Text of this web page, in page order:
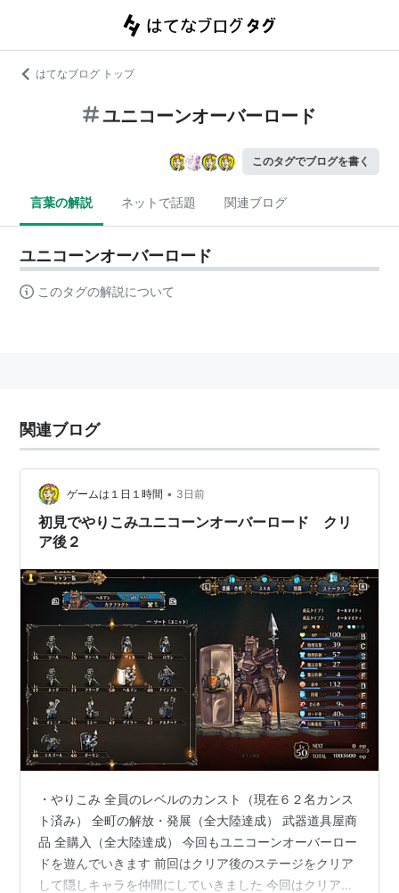
はてなブログ トップ
ユニコーンオーバーロード
このタグでブログを書く
言葉の解説 ネットで話題 関連ブログ
ユニコーンオーバーロード
このタグの解説について
関連ブログ
ゲームは１日１時間 • 3日前
初見でやりこみユニコーンオーバーロード クリ
ア後２
・やりこみ 全員のレベルのカンスト（現在６２名カンス
ト済み） 全町の解放・発展（全大陸達成） 武器道具屋商
品 全購入（全大陸達成） 今回もユニコーンオーバーロー
ドを遊んでいきます 前回はクリア後のステージをクリア
して隠しキャラを仲間にしていきました 今回はクリア後